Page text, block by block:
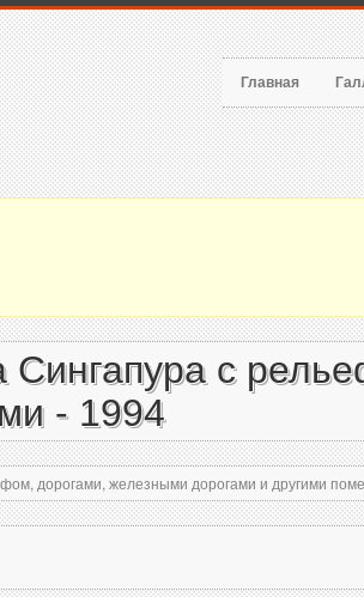
Главная
Сингапура с
- 1994
дорогами, железными дорогами и другими